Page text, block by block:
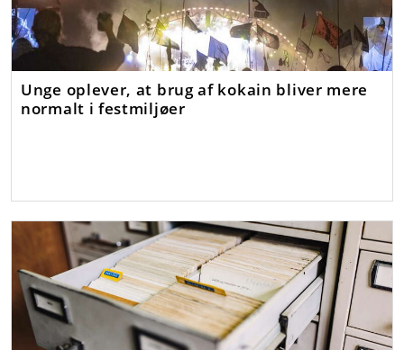
Unge oplever, at brug af kokain bliver mere
normalt i festmiljøer